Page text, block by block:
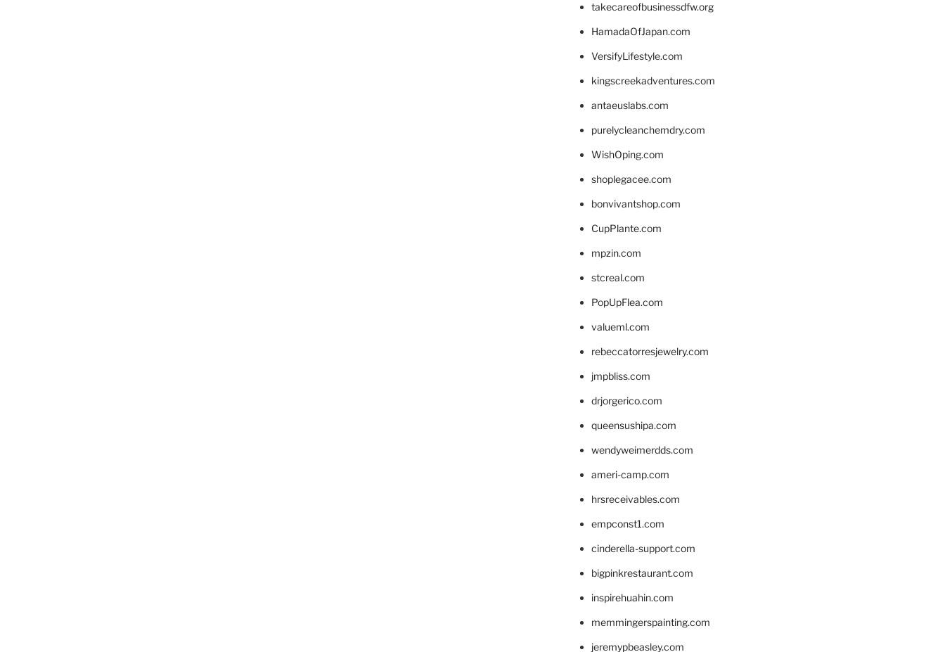
takecareofbusinessdfw.org
HamadaOfJapan.com
VersifyLifestyle.com
kingscreekadventures.com
antaeuslabs.com
purelycleanchemdry.com
WishOping.com
shoplegacee.com
bonvivantshop.com
CupPlante.com
mpzin.com
stcreal.com
PopUpFlea.com
valueml.com
rebeccatorresjewelry.com
jmpbliss.com
drjorgerico.com
queensushipa.com
wendyweimerdds.com
ameri-camp.com
hrsreceivables.com
empconst1.com
cinderella-support.com
bigpinkrestaurant.com
inspirehuahin.com
memmingerspainting.com
jeremypbeasley.com